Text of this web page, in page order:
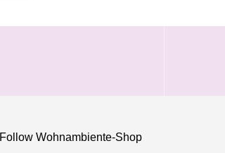
Follow Wohnambiente-Shop